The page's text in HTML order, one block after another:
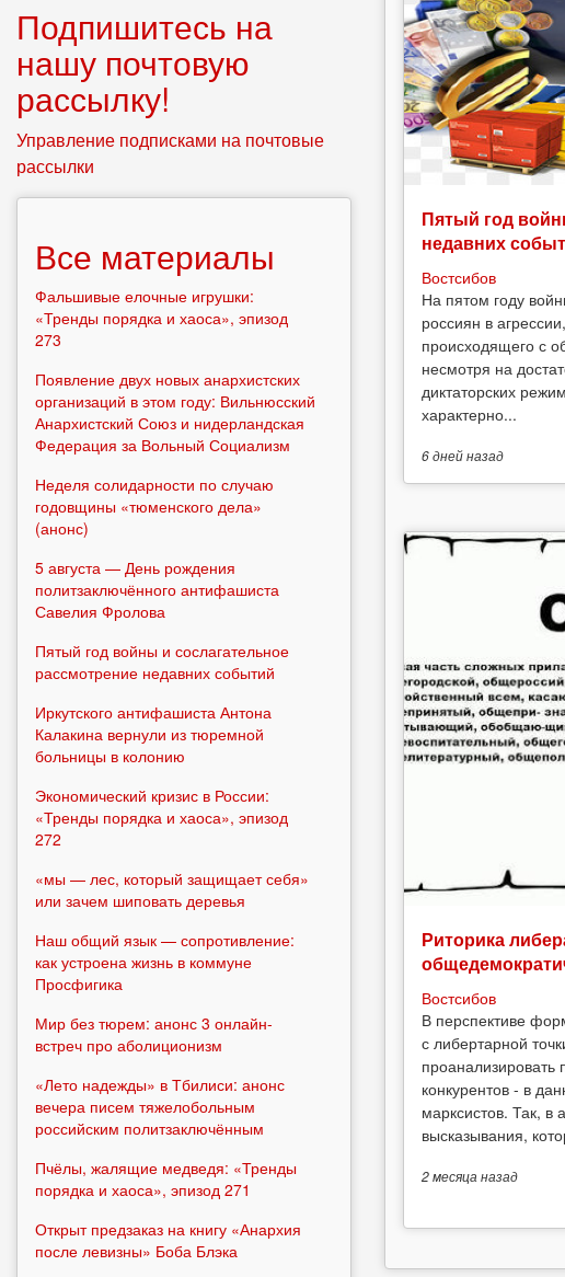
Пятый год
недавних
Востсибов
На пятом году
россиян в
происходящего с
несмотря на
диктаторских
характерно...
6 днейназад
Риторика
Востсибов
В перспективе
с либертарной
проанализировать
конкурентов - в
марксистов. Так, в
высказывания,
2 месяца назад
Подпишитесь на
нашу почтовую
рассылку!
Управление подписками на почтовые
рассылки
Все материалы
Фальшивые елочные игрушки:
«Тренды порядка и хаоса», эпизод
273
Появление двух новых анархистских
организаций в этом году: Вильнюсский
Анархистский Союз и нидерландская
Федерация за Вольный Социализм
Неделя солидарности по случаю
годовщины «тюменского дела»
(анонс)
5 августа — День рождения
политзаключённого антифашиста
Савелия Фролова
Пятый год войны и сослагательное
рассмотрение недавних событий
Иркутского антифашиста Антона
Калакина вернули из тюремной
больницы в колонию
Экономический кризис в России:
«Тренды порядка и хаоса», эпизод
272
«мы — лес, который защищает себя»
или зачем шиповать деревья
Наш общий язык — сопротивление:
как устроена жизнь в коммуне
Просфигика
Мир без тюрем: анонс 3 онлайн-
встреч про аболиционизм
«Лето надежды» в Тбилиси: анонс
вечера писем тяжелобольным
российским политзаключённым
Пчёлы, жалящие медведя: «Тренды
порядка и хаоса», эпизод 271
Открыт предзаказ на книгу «Анархия
после левизны» Боба Блэка